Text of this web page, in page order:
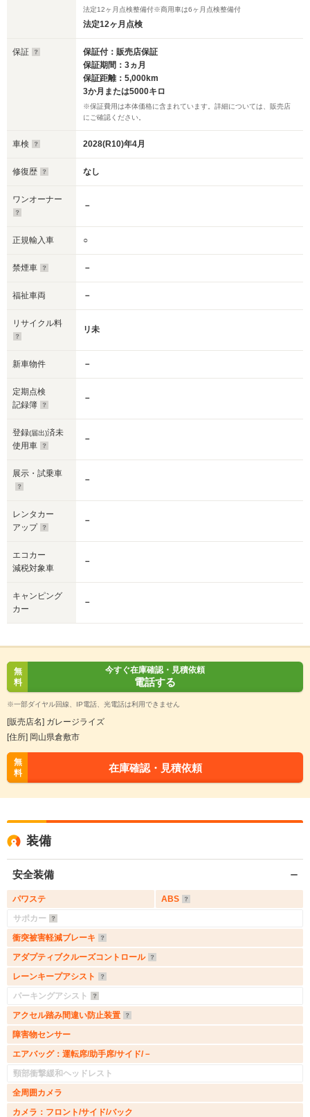
法定12ヶ月点検整備付※商用車は6ヶ月点検整備付
法定12ヶ月点検
保証
保証付：販売店保証
保証期間：3ヵ月
保証距離：5,000km
3か月または5000キロ
※保証費用は本体価格に含まれています。詳細については、販売店
にご確認ください。
車検 2028(R10)年4月
修復歴 なし
ワンオーナー
－
正規輸入車 ○
禁煙車 －
福祉車両 －
リサイクル料
リ未
新車物件 －
定期点検
記録簿
－
登録(届出)済未
使用車
－
展示・試乗車
－
レンタカー
アップ
－
エコカー
減税対象車
－
キャンピング
カー
－
無
料
今すぐ在庫確認・見積依頼
電話する
※一部ダイヤル回線、IP電話、光電話は利用できません
[販売店名] ガレージライズ
[住所] 岡山県倉敷市
無
料
在庫確認・見積依頼
装備
安全装備
パワステ
ABS
サポカー
衝突被害軽減ブレーキ
アダプティブクルーズコントロール
レーンキープアシスト
パーキングアシスト
アクセル踏み間違い防止装置
障害物センサー
エアバッグ：運転席/助手席/サイド/－
頸部衝撃緩和ヘッドレスト
全周囲カメラ
カメラ：フロント/サイド/バック